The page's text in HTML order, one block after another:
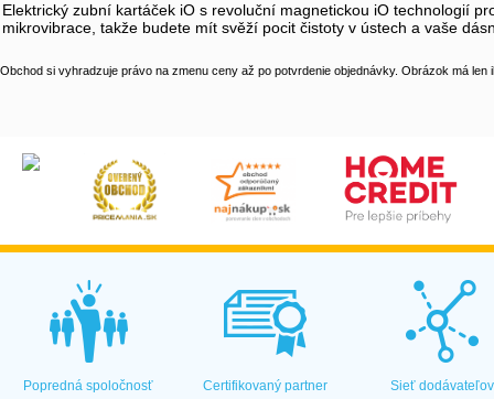
Elektrický zubní kartáček iO s revoluční magnetickou iO technologií
mikrovibrace, takže budete mít svěží pocit čistoty v ústech a vaše
Obchod si vyhradzuje právo na zmenu ceny až po potvrdenie objednávky. Obrázok má len
Popredná spoločnosť Certifikovaný partner Sieť dodávateľov